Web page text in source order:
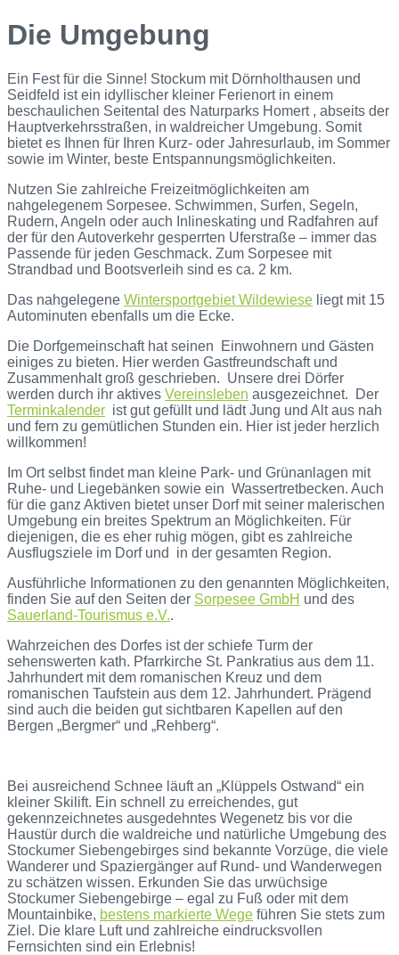
Die Umgebung
Ein Fest für die Sinne! Stockum mit Dörnholthausen und
Seidfeld ist ein idyllischer kleiner Ferienort in einem
beschaulichen Seitental des Naturparks Homert , abseits der
Hauptverkehrsstraßen, in waldreicher Umgebung. Somit
bietet es Ihnen für Ihren Kurz- oder Jahresurlaub, im Sommer
sowie im Winter, beste Entspannungsmöglichkeiten.
Nutzen Sie zahlreiche Freizeitmöglichkeiten am
nahgelegenem Sorpesee. Schwimmen, Surfen, Segeln,
Rudern, Angeln oder auch Inlineskating und Radfahren auf
der für den Autoverkehr gesperrten Uferstraße – immer das
Passende für jeden Geschmack. Zum Sorpesee mit
Strandbad und Bootsverleih sind es ca. 2 km.
Das nahgelegene Wintersportgebiet Wildewiese liegt mit 15
Autominuten ebenfalls um die Ecke.
Die Dorfgemeinschaft hat seinen Einwohnern und Gästen
einiges zu bieten. Hier werden Gastfreundschaft und
Zusammenhalt groß geschrieben. Unsere drei Dörfer
werden durch ihr aktives Vereinsleben ausgezeichnet. Der
Terminkalender ist gut gefüllt und lädt Jung und Alt aus nah
und fern zu gemütlichen Stunden ein. Hier ist jeder herzlich
willkommen!
Im Ort selbst findet man kleine Park- und Grünanlagen mit
Ruhe- und Liegebänken sowie ein Wassertretbecken. Auch
für die ganz Aktiven bietet unser Dorf mit seiner malerischen
Umgebung ein breites Spektrum an Möglichkeiten. Für
diejenigen, die es eher ruhig mögen, gibt es zahlreiche
Ausflugsziele im Dorf und in der gesamten Region.
Ausführliche Informationen zu den genannten Möglichkeiten,
finden Sie auf den Seiten der Sorpesee GmbH und des
Sauerland-Tourismus e.V..
Wahrzeichen des Dorfes ist der schiefe Turm der
sehenswerten kath. Pfarrkirche St. Pankratius aus dem 11.
Jahrhundert mit dem romanischen Kreuz und dem
romanischen Taufstein aus dem 12. Jahrhundert. Prägend
sind auch die beiden gut sichtbaren Kapellen auf den
Bergen „Bergmer“ und „Rehberg“.
Bei ausreichend Schnee läuft an „Klüppels Ostwand“ ein
kleiner Skilift. Ein schnell zu erreichendes, gut
gekennzeichnetes ausgedehntes Wegenetz bis vor die
Haustür durch die waldreiche und natürliche Umgebung des
Stockumer Siebengebirges sind bekannte Vorzüge, die viele
Wanderer und Spaziergänger auf Rund- und Wanderwegen
zu schätzen wissen. Erkunden Sie das urwüchsige
Stockumer Siebengebirge – egal zu Fuß oder mit dem
Mountainbike, bestens markierte Wege führen Sie stets zum
Ziel. Die klare Luft und zahlreiche eindrucksvollen
Fernsichten sind ein Erlebnis!